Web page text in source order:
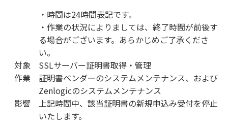
・時間は24時間表記です。
・作業の状況によりましては、終了時間が前後す
る場合がございます。あらかじめご了承くださ
い。
対象
SSLサーバー証明書取得・管理
作業
証明書ベンダーのシステムメンテナンス、および
Zenlogicのシステムメンテナンス
影響
上記時間中、該当証明書の新規申込み受付を停止
いたします。